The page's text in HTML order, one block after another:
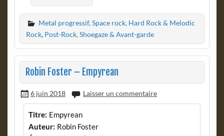
Metal progressif, Space rock, Hard Rock & Melodic
Rock, Post-Rock, Shoegaze & Avant-garde
Robin Foster – Empyrean
6 juin 2018 Laisser un commentaire
Titre: Empyrean
Auteur: Robin Foster